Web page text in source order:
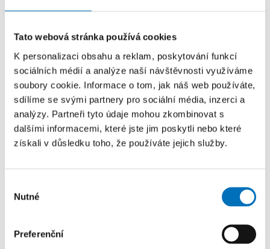
Tato webová stránka používá cookies
K personalizaci obsahu a reklam, poskytování funkcí
sociálních médií a analýze naší návštěvnosti využíváme
soubory cookie. Informace o tom, jak náš web používáte,
sdílíme se svými partnery pro sociální média, inzerci a
analýzy. Partneři tyto údaje mohou zkombinovat s
dalšími informacemi, které jste jim poskytli nebo které
získali v důsledku toho, že používáte jejich služby.
souhlasu
Nutné
Preferenční
KONFERENCE
Přednášky zahraničních odborníků z oblasti
přijít poslechnout na mezinárodní...
26. 8. – 27. 8. 2026
Summer Stringmasters 2026
KONFERENCE
mladší a zejména...